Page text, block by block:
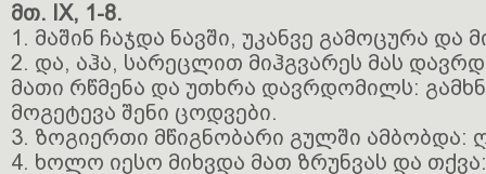
მთ. IX, 1-8.
1. მაშინ ჩაჯდა ნავში, უკანვე გამოცურა და
2. და, აჰა, სარეცლით მიჰგვარეს მას
მათი რწმენა და უთხრა დავრდომილს:
მოგეტევა შენი ცოდვები.
3. ზოგიერთი მწიგნობარი გულში ამბობდა:
4. ხოლო იესო მიხვდა მათ ზრუნვას და